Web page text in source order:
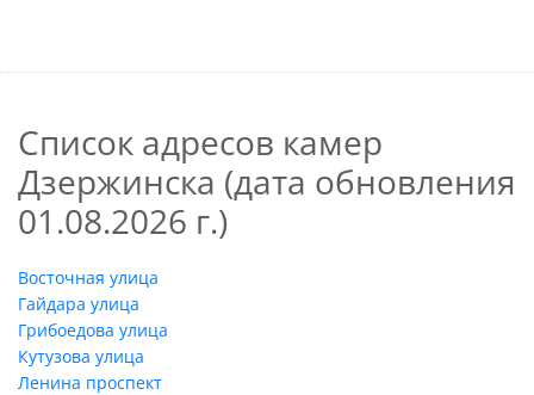
Список адресов камер
Дзержинска (дата обновления
01.08.2026 г.)
Восточная улица
Гайдара улица
Грибоедова улица
Кутузова улица
Ленина проспект